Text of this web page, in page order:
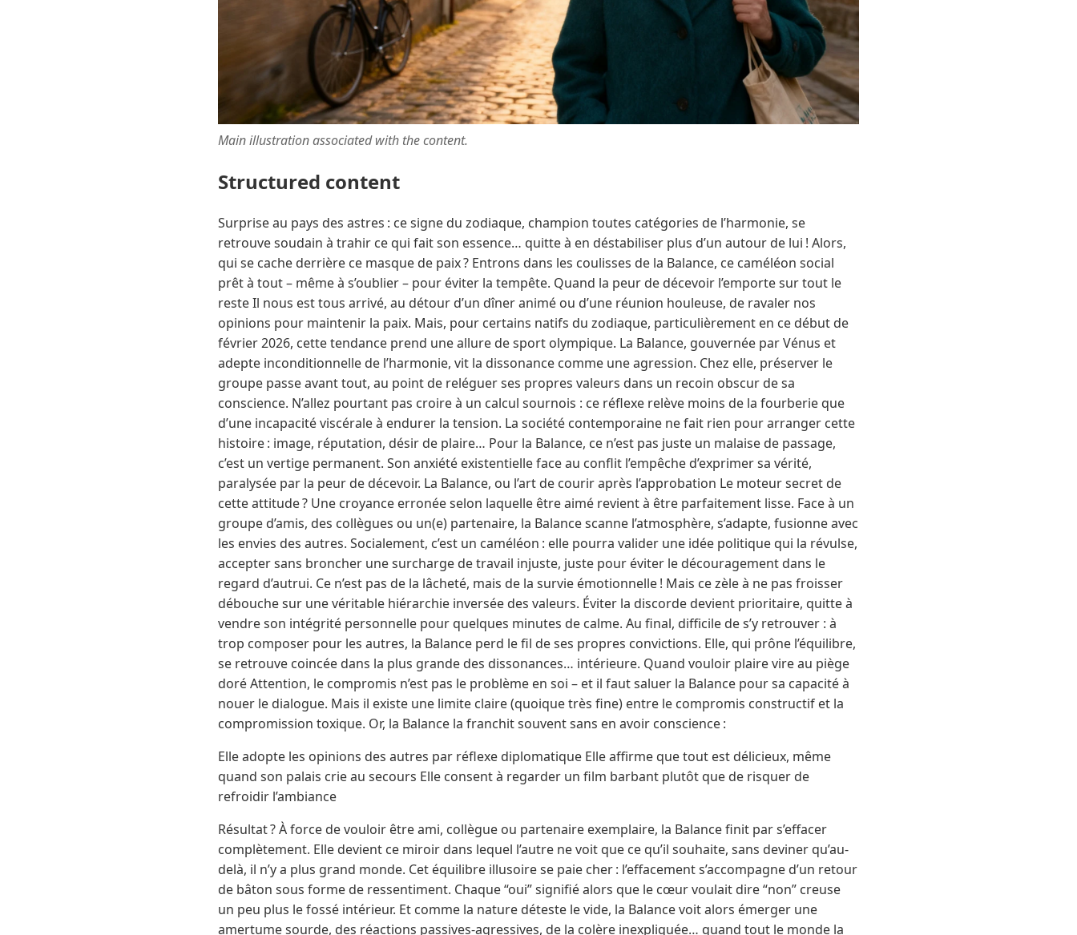
Main illustration associated with the content.
Structured content
Surprise au pays des astres : ce signe du zodiaque, champion toutes catégories de l’harmonie, se
retrouve soudain à trahir ce qui fait son essence… quitte à en déstabiliser plus d’un autour de lui ! Alors,
qui se cache derrière ce masque de paix ? Entrons dans les coulisses de la Balance, ce caméléon social
prêt à tout – même à s’oublier – pour éviter la tempête. Quand la peur de décevoir l’emporte sur tout le
reste Il nous est tous arrivé, au détour d’un dîner animé ou d’une réunion houleuse, de ravaler nos
opinions pour maintenir la paix. Mais, pour certains natifs du zodiaque, particulièrement en ce début de
février 2026, cette tendance prend une allure de sport olympique. La Balance, gouvernée par Vénus et
adepte inconditionnelle de l’harmonie, vit la dissonance comme une agression. Chez elle, préserver le
groupe passe avant tout, au point de reléguer ses propres valeurs dans un recoin obscur de sa
conscience. N’allez pourtant pas croire à un calcul sournois : ce réflexe relève moins de la fourberie que
d’une incapacité viscérale à endurer la tension. La société contemporaine ne fait rien pour arranger cette
histoire : image, réputation, désir de plaire… Pour la Balance, ce n’est pas juste un malaise de passage,
c’est un vertige permanent. Son anxiété existentielle face au conflit l’empêche d’exprimer sa vérité,
paralysée par la peur de décevoir. La Balance, ou l’art de courir après l’approbation Le moteur secret de
cette attitude ? Une croyance erronée selon laquelle être aimé revient à être parfaitement lisse. Face à un
groupe d’amis, des collègues ou un(e) partenaire, la Balance scanne l’atmosphère, s’adapte, fusionne avec
les envies des autres. Socialement, c’est un caméléon : elle pourra valider une idée politique qui la révulse,
accepter sans broncher une surcharge de travail injuste, juste pour éviter le découragement dans le
regard d’autrui. Ce n’est pas de la lâcheté, mais de la survie émotionnelle ! Mais ce zèle à ne pas froisser
débouche sur une véritable hiérarchie inversée des valeurs. Éviter la discorde devient prioritaire, quitte à
vendre son intégrité personnelle pour quelques minutes de calme. Au final, difficile de s’y retrouver : à
trop composer pour les autres, la Balance perd le fil de ses propres convictions. Elle, qui prône l’équilibre,
se retrouve coincée dans la plus grande des dissonances… intérieure. Quand vouloir plaire vire au piège
doré Attention, le compromis n’est pas le problème en soi – et il faut saluer la Balance pour sa capacité à
nouer le dialogue. Mais il existe une limite claire (quoique très fine) entre le compromis constructif et la
compromission toxique. Or, la Balance la franchit souvent sans en avoir conscience :
Elle adopte les opinions des autres par réflexe diplomatique Elle affirme que tout est délicieux, même
quand son palais crie au secours Elle consent à regarder un film barbant plutôt que de risquer de
refroidir l’ambiance
Résultat ? À force de vouloir être ami, collègue ou partenaire exemplaire, la Balance finit par s’effacer
complètement. Elle devient ce miroir dans lequel l’autre ne voit que ce qu’il souhaite, sans deviner qu’au-
delà, il n’y a plus grand monde. Cet équilibre illusoire se paie cher : l’effacement s’accompagne d’un retour
de bâton sous forme de ressentiment. Chaque “oui” signifié alors que le cœur voulait dire “non” creuse
un peu plus le fossé intérieur. Et comme la nature déteste le vide, la Balance voit alors émerger une
amertume sourde, des réactions passives-agressives, de la colère inexpliquée… quand tout le monde la